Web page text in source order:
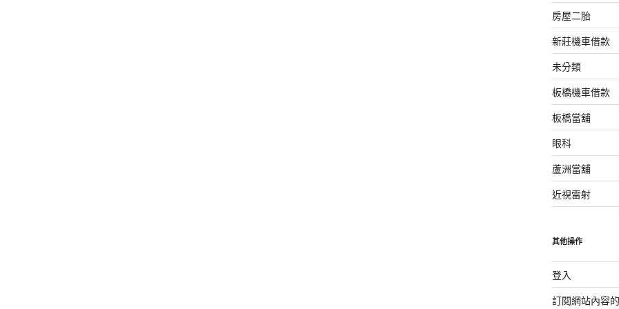
房屋二胎
新莊機車借款
未分類
板橋機車借款
板橋當舖
眼科
蘆洲當舖
近視雷射
其他操作
登入
訂閱網站內容